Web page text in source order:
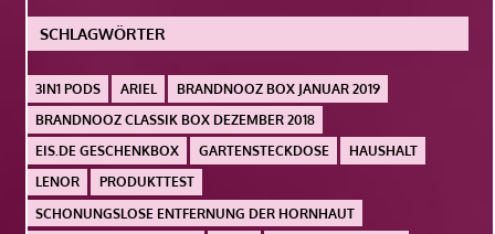
SCHLAGWÖRTER
3IN1 PODS ARIEL
BRANDNOOZ BOX JANUAR 2019
BRANDNOOZ CLASSIK BOX DEZEMBER 2018
EIS.DE GESCHENKBOX
GARTENSTECKDOSE
HAUSHALT
LENOR
PRODUKTTEST
SCHONUNGSLOSE ENTFERNUNG DER HORNHAUT